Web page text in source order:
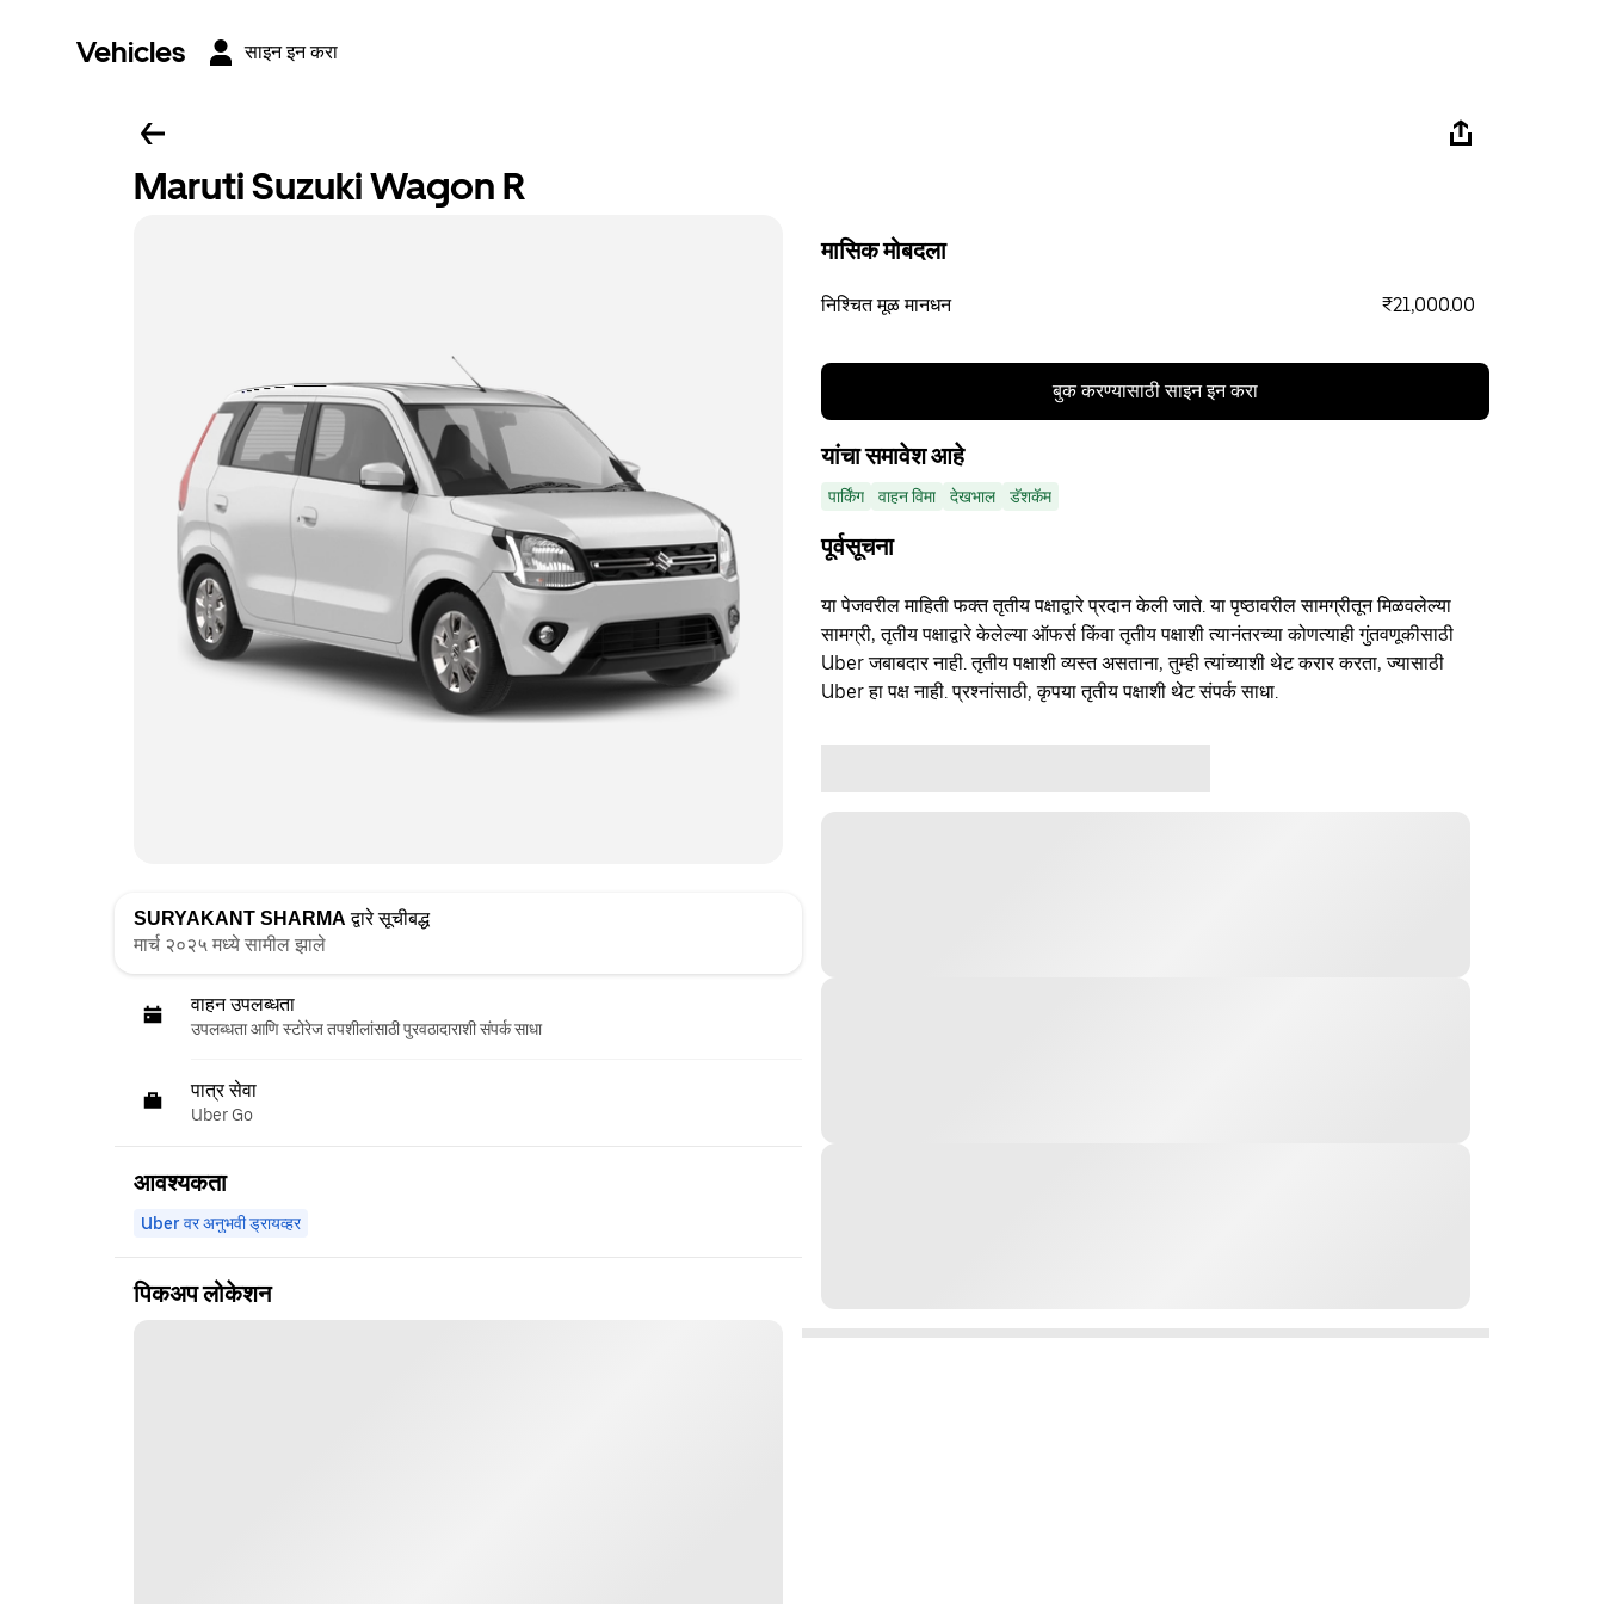
Vehicles साइन इन करा
Maruti Suzuki Wagon R
SURYAKANT SHARMA द्वारे सूचीबद्ध
मार्च २०२५ मध्ये सामील झाले
वाहन उपलब्धता
उपलब्धता आणि स्टोरेज तपशीलांसाठी पुरवठादाराशी संपर्क साधा
पात्र सेवा
Uber Go
आवश्यकता
Uber वर अनुभवी ड्रायव्हर
पिकअप लोकेशन
मासिक मोबदला
निश्चित मूळ मानधन ₹21,000.00
बुक करण्यासाठी साइन इन करा
यांचा समावेश आहे
पार्किंग वाहन विमा देखभाल डॅशकॅम
पूर्वसूचना
या पेजवरील माहिती फक्त तृतीय पक्षाद्वारे प्रदान केली जाते. या पृष्ठावरील सामग्रीतून मिळवलेल्या
सामग्री, तृतीय पक्षाद्वारे केलेल्या ऑफर्स किंवा तृतीय पक्षाशी त्यानंतरच्या कोणत्याही गुंतवणूकीसाठी
Uber जबाबदार नाही. तृतीय पक्षाशी व्यस्त असताना, तुम्ही त्यांच्याशी थेट करार करता, ज्यासाठी
Uber हा पक्ष नाही. प्रश्नांसाठी, कृपया तृतीय पक्षाशी थेट संपर्क साधा.